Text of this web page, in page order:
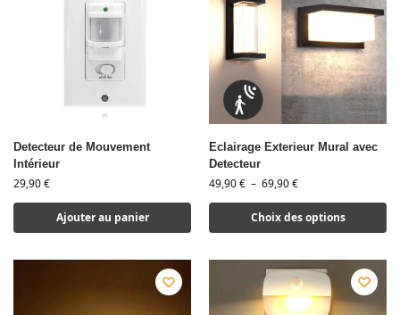
Detecteur de Mouvement
Intérieur
29,90€
Ajouter au panier
Eclairage Exterieur Mural avec
Detecteur
49,90€ – 69,90€
Choix des options